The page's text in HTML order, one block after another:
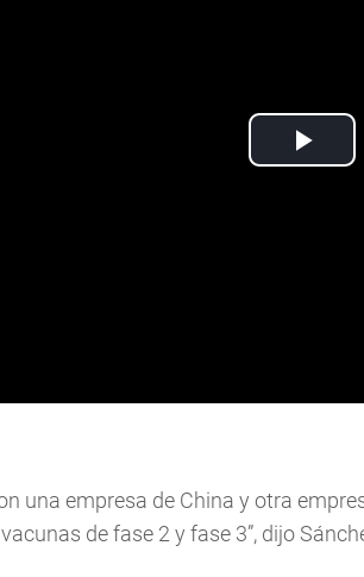
una empresa de China y otra
de fase 2 y fase 3”, dijo